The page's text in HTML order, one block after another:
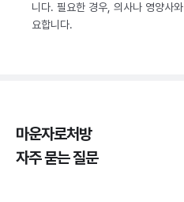
니다. 필요한 경우, 의사나 영양사
요합니다.
마운자로처방
자주 묻는 질문